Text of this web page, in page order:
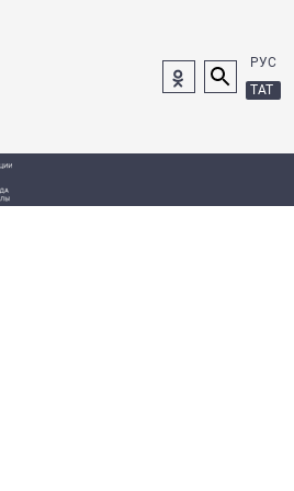
РУС
ТАТ